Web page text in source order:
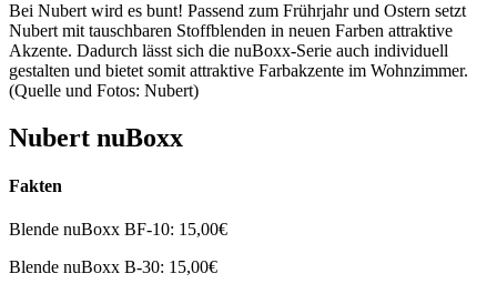
Bei Nubert wird es bunt! Passend zum Frührjahr und Ostern setzt
Nubert mit tauschbaren Stoffblenden in neuen Farben attraktive
Akzente. Dadurch lässt sich die nuBoxx-Serie auch individuell
gestalten und bietet somit attraktive Farbakzente im Wohnzimmer.
(Quelle und Fotos: Nubert)
Nubert nuBoxx
Fakten
Blende nuBoxx BF-10: 15,00€
Blende nuBoxx B-30: 15,00€